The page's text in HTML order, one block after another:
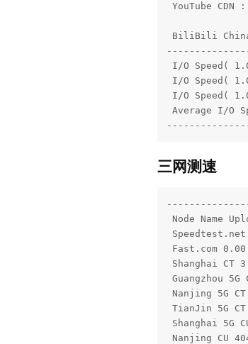
YouTube CDN
BiliBili
I/O Speed(
I/O Speed(
I/O Speed(
Average I/O
三网测速
Node Name
Fast.com
Shanghai CT
Guangzhou
Nanjing 5G
TianJin 5G
Shanghai 5G
Nanjing CU